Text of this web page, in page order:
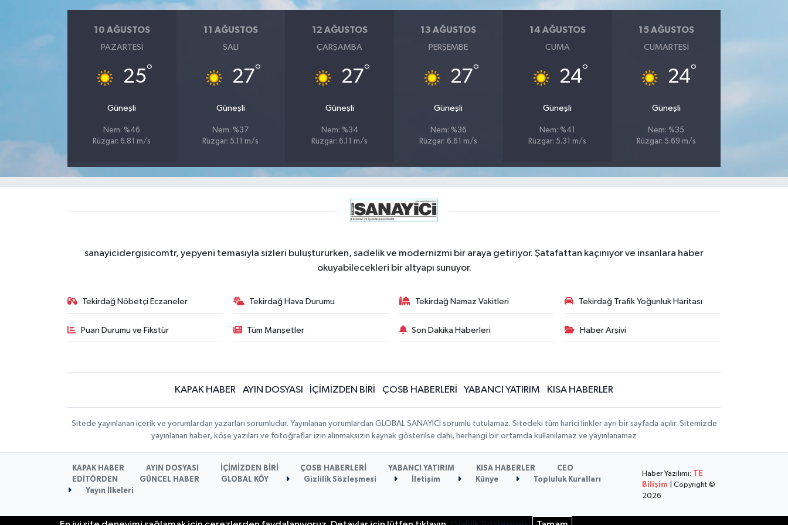
10 AĞUSTOS
PAZARTESI
25°
Güneşli
Nem: %46
Rüzgar: 6.81 m/s
11 AĞUSTOS
SALI
27°
Güneşli
Nem: %37
Rüzgar: 5.11 m/s
12 AĞUSTOS
ÇARŞAMBA
27°
Güneşli
Nem: %34
Rüzgar: 6.11 m/s
13 AĞUSTOS
PERŞEMBE
27°
Güneşli
Nem: %36
Rüzgar: 6.61 m/s
14 AĞUSTOS
CUMA
24°
Güneşli
Nem: %41
Rüzgar: 5.31 m/s
15 AĞUSTOS
CUMARTESI
24°
Güneşli
Nem: %35
Rüzgar: 5.69 m/s
sanayicidergisicomtr, yepyeni temasıyla sizleri buluştururken, sadelik ve modernizmi bir araya getiriyor. Şatafattan kaçınıyor ve insanlara haber
okuyabilecekleri bir altyapı sunuyor.
Tekirdağ Nöbetçi Eczaneler Tekirdağ Hava Durumu Tekirdağ Namaz Vakitleri Tekirdağ Trafik Yoğunluk Haritası
Puan Durumu ve Fikstür Tüm Manşetler Son Dakika Haberleri Haber Arşivi
KAPAK HABER AYIN DOSYASI İÇİMİZDEN BİRİ ÇOSB HABERLERİ YABANCI YATIRIM KISA HABERLER
Sitede yayınlanan içerik ve yorumlardan yazarları sorumludur. Yayınlanan yorumlardan GLOBAL SANAYİCİ sorumlu tutulamaz. Sitedeki tüm harici linkler ayrı bir sayfada açılır. Sitemizde
yayınlanan haber, köşe yazıları ve fotoğraflar izin alınmaksızın kaynak gösterilse dahi, herhangi bir ortamda kullanılamaz ve yayınlanamaz
KAPAK HABER AYIN DOSYASI İÇİMİZDEN BİRİ ÇOSB HABERLERİ YABANCI YATIRIM KISA HABERLER
CEO
EDİTÖRDEN
GÜNCEL HABER GLOBAL KÖY Gizlilik Sözleşmesi İletişim Künye
Topluluk Kuralları
Yayın İlkeleri
Haber Yazılımı: TE
Bilişim | Copyright ©
2026